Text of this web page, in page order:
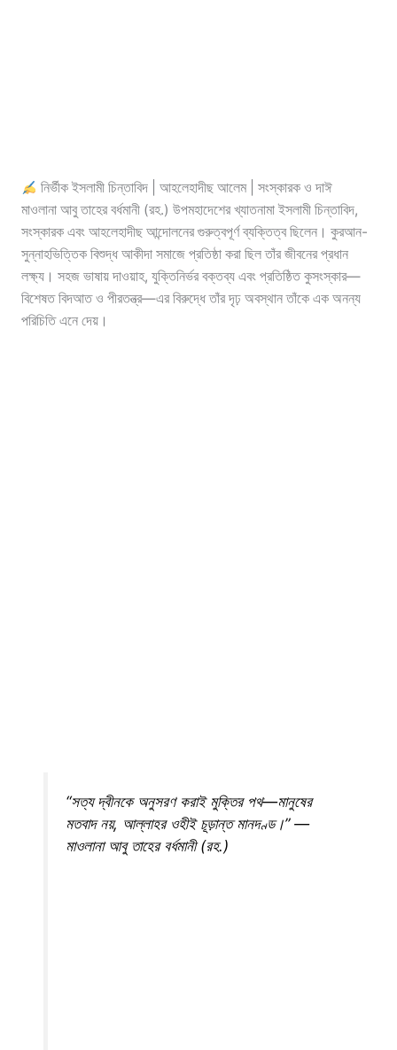
নির্ভীক ইসলামী চিন্তাবিদ | আহলেহাদীছ আলেম | সংস্কারক ও দাঈ
মাওলানা আবু তাহের বর্ধমানী (রহ.) উপমহাদেশের খ্যাতনামা ইসলামী চিন্তাবিদ,
সংস্কারক এবং আহলেহাদীছ আন্দোলনের গুরুত্বপূর্ণ ব্যক্তিত্ব ছিলেন। কুরআন-
সুন্নাহভিত্তিক বিশুদ্ধ আকীদা সমাজে প্রতিষ্ঠা করা ছিল তাঁর জীবনের প্রধান
লক্ষ্য। সহজ ভাষায় দাওয়াহ, যুক্তিনির্ভর বক্তব্য এবং প্রতিষ্ঠিত কুসংস্কার—
বিশেষত বিদআত ও পীরতন্ত্র—এর বিরুদ্ধে তাঁর দৃঢ় অবস্থান তাঁকে এক অনন্য
পরিচিতি এনে দেয়।
“সত্য দ্বীনকে অনুসরণ করাই মুক্তির পথ—মানুষের
মতবাদ নয়, আল্লাহর ওহীই চূড়ান্ত মানদণ্ড।” —
মাওলানা আবু তাহের বর্ধমানী (রহ.)